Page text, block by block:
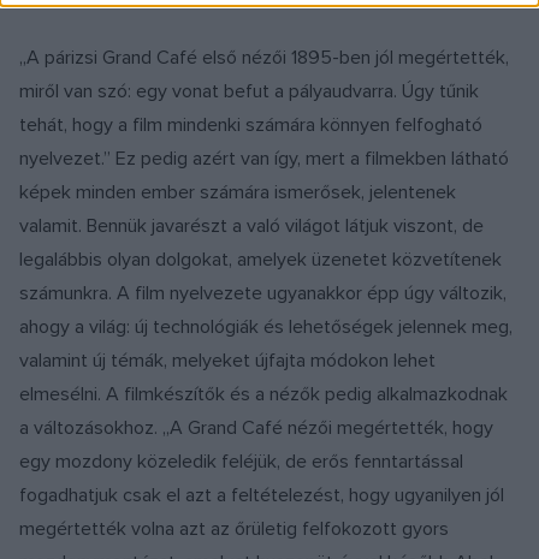
„A párizsi Grand Café első nézői 1895-ben jól megértették,
miről van szó: egy vonat befut a pályaudvarra. Úgy tűnik
tehát, hogy a film mindenki számára könnyen felfogható
nyelvezet.” Ez pedig azért van így, mert a filmekben látható
képek minden ember számára ismerősek, jelentenek
valamit. Bennük javarészt a való világot látjuk viszont, de
legalábbis olyan dolgokat, amelyek üzenetet közvetítenek
számunkra. A film nyelvezete ugyanakkor épp úgy változik,
ahogy a világ: új technológiák és lehetőségek jelennek meg,
valamint új témák, melyeket újfajta módokon lehet
elmesélni. A filmkészítők és a nézők pedig alkalmazkodnak
a változásokhoz. „A Grand Café nézői megértették, hogy
egy mozdony közeledik feléjük, de erős fenntartással
fogadhatjuk csak el azt a feltételezést, hogy ugyanilyen jól
megértették volna azt az őrületig felfokozott gyors